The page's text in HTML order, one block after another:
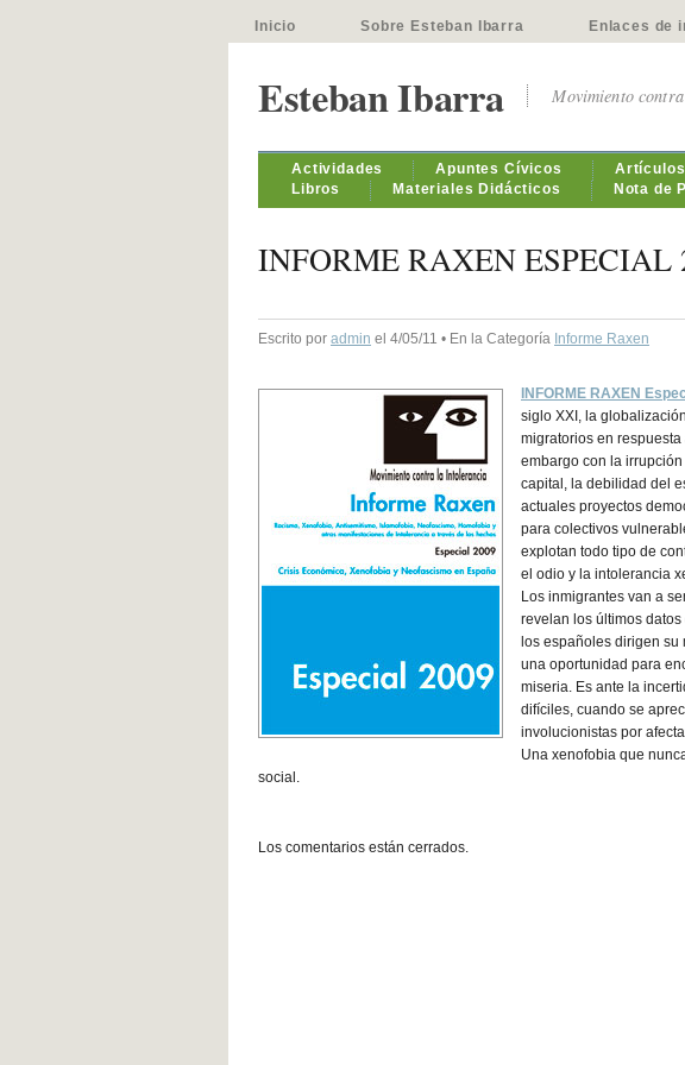
Inicio Sobre Esteban Ibarra Enlaces de
Esteban Ibarra Movimiento
Actividades Apuntes Cívicos Artículos
Libros
Materiales Didácticos Nota de
INFORME RAXEN ESPECIAL
Escrito por admin el 4/05/11 • En la Categoría Informe Raxen
INFORME RAXEN
siglo XXI, la
migratorios en
embargo con la
capital, la debilidad del
actuales proyectos
para colectivos
explotan todo tipo de
el odio y la intolerancia
Los inmigrantes van a
revelan los últimos
los españoles dirigen
una oportunidad para
miseria. Es ante la
difíciles, cuando se
involucionistas por
Una xenofobia que
social.
Los comentarios están cerrados.